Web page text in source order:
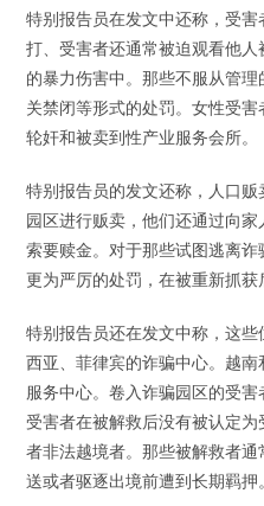
特别报告员在发文中还称，受
打、受害者还通常被迫观看他
的暴力伤害中。那些不服从管理
关禁闭等形式的处罚。女性受
轮奸和被卖到性产业服务会所。
特别报告员的发文还称，人口
园区进行贩卖，他们还通过向
索要赎金。对于那些试图逃离
更为严厉的处罚，在被重新抓获
特别报告员还在发文中称，这
西亚、菲律宾的诈骗中心。越
服务中心。卷入诈骗园区的受
受害者在被解救后没有被认定
者非法越境者。那些被解救者
送或者驱逐出境前遭到长期羁押